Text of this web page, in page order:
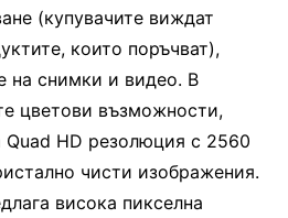
(купувачите виждат
които поръчват),
на снимки и видео. В
цветови възможности,
Quad HD резолюция с 2560
чисти изображения.
висока пикселна